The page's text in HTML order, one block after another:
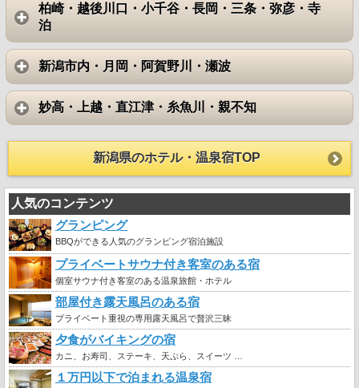
柏崎・越後川口・小千谷・長岡・三条・弥彦・寺
泊
新潟市内・月岡・阿賀野川・瀬波
妙高・上越・直江津・糸魚川・親不知
新潟県のホテル・温泉宿TOP
人気のコンテンツ
グランピング
BBQができる人気のグランピング宿泊施設
プライベートサウナ付き客室のある宿
個室サウナ付き客室のある温泉旅館・ホテル
部屋付き露天風呂のある宿
プライベート重視の専用露天風呂で贅沢三昧
夕食がバイキングの宿
カニ、お寿司、ステーキ、天ぷら、スイーツ …
１万円以下で泊まれる温泉宿